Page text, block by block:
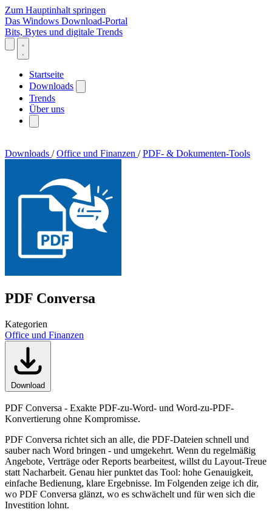
Zum Hauptinhalt springen
Das Windows Download-Portal
Bits, Bytes und digitale Trends
Startseite
Downloads
Trends
Über uns
Downloads / Office und Finanzen / PDF- & Dokumenten-Tools
PDF Conversa
Kategorien
Office und Finanzen
Download
PDF Conversa - Exakte PDF-zu-Word- und Word-zu-PDF-
Konvertierung ohne Kompromisse.
PDF Conversa richtet sich an alle, die PDF-Dateien schnell und
sauber nach Word bringen - und umgekehrt. Wenn du regelmäßig
Angebote, Verträge oder Reports bearbeitest, willst du Layout-Treue
statt Nacharbeit. Genau hier punktet das Tool: hohe Genauigkeit,
einfache Bedienung, klare Ergebnisse. Im Folgenden zeige ich dir,
wo PDF Conversa glänzt, wo es schwächelt und für wen sich die
Investition lohnt.